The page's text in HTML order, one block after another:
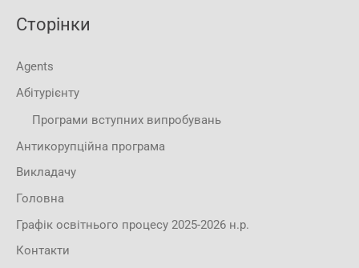
Сторінки
Agents
Абітурієнту
Програми вступних випробувань
Антикорупційна програма
Викладачу
Головна
Графік освітнього процесу 2025-2026 н.р.
Контакти